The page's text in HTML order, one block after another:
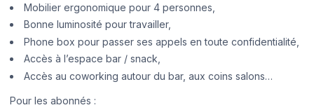
Mobilier ergonomique pour 4 personnes,
Bonne luminosité pour travailler,
Phone box pour passer ses appels en toute confidentialité,
Accès à l’espace bar / snack,
Accès au coworking autour du bar, aux coins salons…
Pour les abonnés :